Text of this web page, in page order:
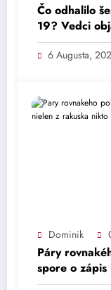
Čo odhalilo
19? Vedci
rúškach a
6 Augusta,
Dominik
Páry
spore o zápis
Rakúska)